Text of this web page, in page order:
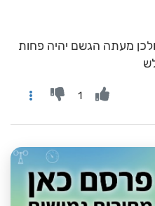
מעתה הגשם יהיה פחות
1